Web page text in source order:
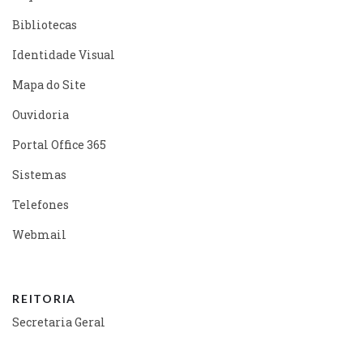
Bibliotecas
Identidade Visual
Mapa do Site
Ouvidoria
Portal Office 365
Sistemas
Telefones
Webmail
REITORIA
Secretaria Geral